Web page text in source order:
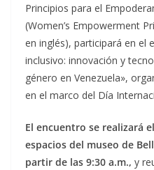
Principios para el
(Women’s Empowerment
en inglés), participará en el
inclusivo: innovación y
género en Venezuela»,
en el marco del Día
El encuentro se realizará
espacios del museo de
partir de las 9:30 a.m., y